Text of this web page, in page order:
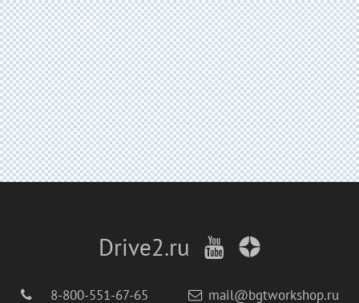
Drive2.ru
8-800-551-67-65 mail@bgtworkshop.ru